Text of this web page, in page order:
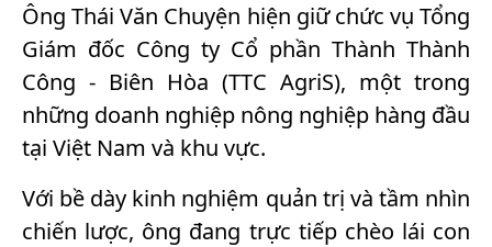
Ông Thái Văn Chuyện hiện giữ chức vụ Tổng
Giám đốc Công ty Cổ phần Thành Thành
Công - Biên Hòa (TTC AgriS), một trong
những doanh nghiệp nông nghiệp hàng đầu
tại Việt Nam và khu vực.
Với bề dày kinh nghiệm quản trị và tầm nhìn
chiến lược, ông đang trực tiếp chèo lái con